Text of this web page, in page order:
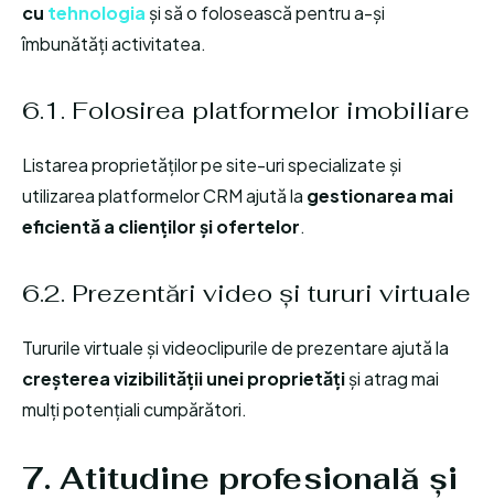
cu tehnologia și să o folosească pentru a-și
îmbunătăți activitatea.
6.1. Folosirea platformelor imobiliare
Listarea proprietăților pe site-uri specializate și
utilizarea platformelor CRM ajută la gestionarea mai
eficientă a clienților și ofertelor.
6.2. Prezentări video și tururi virtuale
Tururile virtuale și videoclipurile de prezentare ajută la
creșterea vizibilității unei proprietățiși atrag mai
mulți potențiali cumpărători.
7. Atitudine profesională și